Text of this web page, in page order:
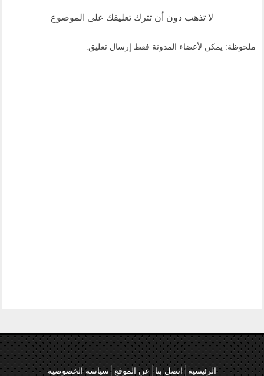
لا تذهب دون أن تترك تعليقك على الموضوع
ملحوظة: يمكن لأعضاء المدونة فقط إرسال تعليق.
الرئيسية اتصل بنا عن الموقع سياسة الخصوصية